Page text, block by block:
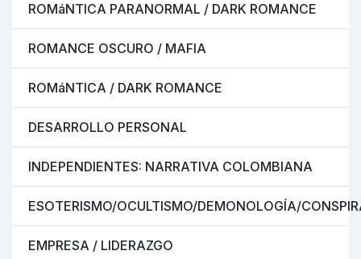
ROMáNTICA PARANORMAL / DARK ROMANCE
ROMANCE OSCURO / MAFIA
ROMáNTICA / DARK ROMANCE
DESARROLLO PERSONAL
INDEPENDIENTES: NARRATIVA COLOMBIANA
ESOTERISMO/OCULTISMO/DEMONOLOGÍA/
EMPRESA / LIDERAZGO